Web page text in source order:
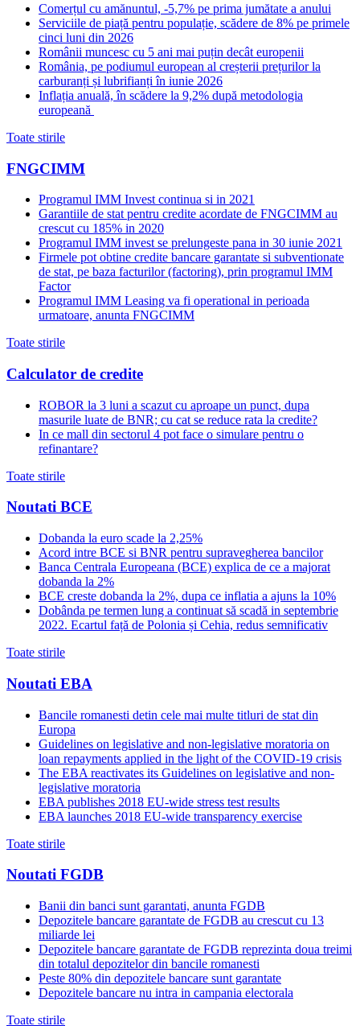
Comerțul cu amănuntul, -5,7% pe prima jumătate a anului
Serviciile de piață pentru populație, scădere de 8% pe primele
cinci luni din 2026
Românii muncesc cu 5 ani mai puțin decât europenii
România, pe podiumul european al creșterii prețurilor la
carburanți și lubrifianți în iunie 2026
Inflația anuală, în scădere la 9,2% după metodologia
europeană
Toate stirile
FNGCIMM
Programul IMM Invest continua si in 2021
Garantiile de stat pentru credite acordate de FNGCIMM au
crescut cu 185% in 2020
Programul IMM invest se prelungeste pana in 30 iunie 2021
Firmele pot obtine credite bancare garantate si subventionate
de stat, pe baza facturilor (factoring), prin programul IMM
Factor
Programul IMM Leasing va fi operational in perioada
urmatoare, anunta FNGCIMM
Toate stirile
Calculator de credite
ROBOR la 3 luni a scazut cu aproape un punct, dupa
masurile luate de BNR; cu cat se reduce rata la credite?
In ce mall din sectorul 4 pot face o simulare pentru o
refinantare?
Toate stirile
Noutati BCE
Dobanda la euro scade la 2,25%
Acord intre BCE si BNR pentru supravegherea bancilor
Banca Centrala Europeana (BCE) explica de ce a majorat
dobanda la 2%
BCE creste dobanda la 2%, dupa ce inflatia a ajuns la 10%
Dobânda pe termen lung a continuat să scadă in septembrie
2022. Ecartul față de Polonia și Cehia, redus semnificativ
Toate stirile
Noutati EBA
Bancile romanesti detin cele mai multe titluri de stat din
Europa
Guidelines on legislative and non-legislative moratoria on
loan repayments applied in the light of the COVID-19 crisis
The EBA reactivates its Guidelines on legislative and non-
legislative moratoria
EBA publishes 2018 EU-wide stress test results
EBA launches 2018 EU-wide transparency exercise
Toate stirile
Noutati FGDB
Banii din banci sunt garantati, anunta FGDB
Depozitele bancare garantate de FGDB au crescut cu 13
miliarde lei
Depozitele bancare garantate de FGDB reprezinta doua treimi
din totalul depozitelor din bancile romanesti
Peste 80% din depozitele bancare sunt garantate
Depozitele bancare nu intra in campania electorala
Toate stirile